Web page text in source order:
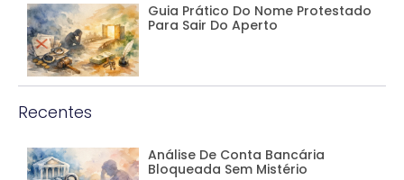
Guia Prático Do Nome Protestado
Para Sair Do Aperto
Recentes
Análise De Conta Bancária
Bloqueada Sem Mistério